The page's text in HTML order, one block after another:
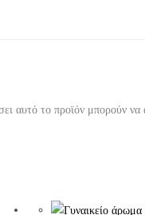
αυτό το προϊόν μπορούν